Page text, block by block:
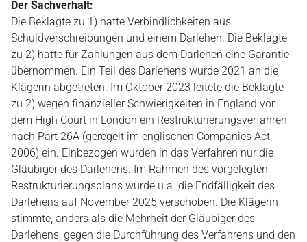
Der Sachverhalt:
Die Beklagte zu 1) hatte Verbindlichkeiten aus
Schuldverschreibungen und einem Darlehen. Die Beklagte
zu 2) hatte für Zahlungen aus dem Darlehen eine Garantie
übernommen. Ein Teil des Darlehens wurde 2021 an die
Klägerin abgetreten. Im Oktober 2023 leitete die Beklagte
zu 2) wegen finanzieller Schwierigkeiten in England vor
dem High Court in London ein Restrukturierungsverfahren
nach Part 26A (geregelt im englischen Companies Act
2006) ein. Einbezogen wurden in das Verfahren nur die
Gläubiger des Darlehens. Im Rahmen des vorgelegten
Restrukturierungsplans wurde u.a. die Endfälligkeit des
Darlehens auf November 2025 verschoben. Die Klägerin
stimmte, anders als die Mehrheit der Gläubiger des
Darlehens, gegen die Durchführung des Verfahrens und den